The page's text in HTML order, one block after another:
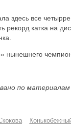
здесь все
рекорд катка на
нынешнего
по